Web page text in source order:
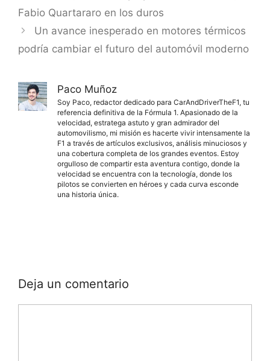
Fabio Quartararo en los duros
Un avance inesperado en motores térmicos
podría cambiar el futuro del automóvil moderno
Paco Muñoz
Soy Paco, redactor dedicado para CarAndDriverTheF1, tu
referencia definitiva de la Fórmula 1. Apasionado de la
velocidad, estratega astuto y gran admirador del
automovilismo, mi misión es hacerte vivir intensamente la
F1 a través de artículos exclusivos, análisis minuciosos y
una cobertura completa de los grandes eventos. Estoy
orgulloso de compartir esta aventura contigo, donde la
velocidad se encuentra con la tecnología, donde los
pilotos se convierten en héroes y cada curva esconde
una historia única.
Deja un comentario